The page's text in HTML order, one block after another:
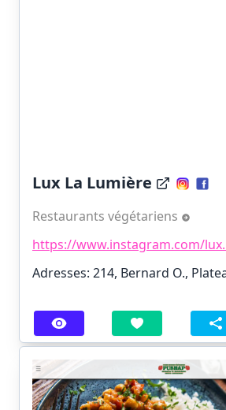
Lux La Lumière
Restaurants végétariens
https://www.instagram.com/
Adresses: 214, Bernard O.,